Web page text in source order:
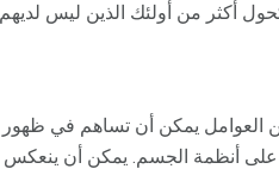
أكثر من أولئك الذين ليس لديهم
العوامل يمكن أن تساهم في ظهور
على أنظمة الجسم. يمكن أن